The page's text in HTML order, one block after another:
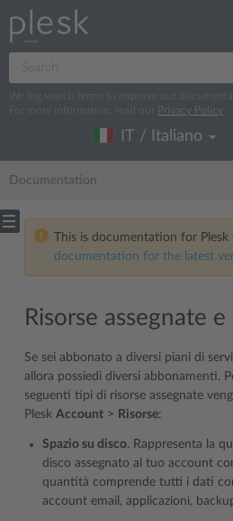
We log search terms to improve our
For more information, read our
Privacy Policy
IT / Italiano
Documentation
This is documentation for Plesk
documentation for the latest
Risorse assegnate
Se sei abbonato a diversi piani di
allora possiedi diversi abbonamenti.
seguenti tipi di risorse assegnate
Plesk Account > Risorse:
Spazio su disco. Rappresenta la
disco assegnato al tuo account
quantità comprende tutti i dati
account email, applicazioni,